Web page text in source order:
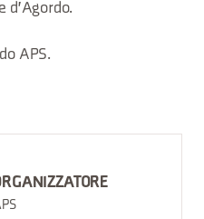
d'Agordo.
APS.